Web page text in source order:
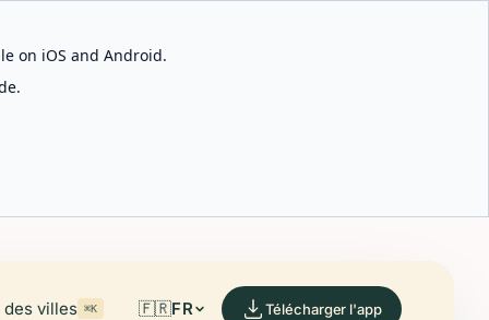
on iOS and Android.
villes ⌘K 🇫🇷FR Télécharger l'app